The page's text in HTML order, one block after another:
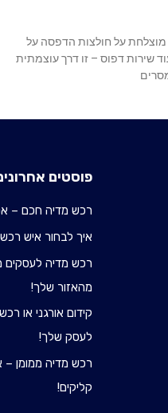
מוצלחת על חולצות הדפסה על
שירות דפוס – זו דרך עוצמתית
פוסטים
רכש מדיה חכם –
איך לבחור איש רכש
רכש מדיה לעסקים
מהאזור שלך!
קידום אורגני או
לעסק שלך!
רכש מדיה ממומן –
קליקים!